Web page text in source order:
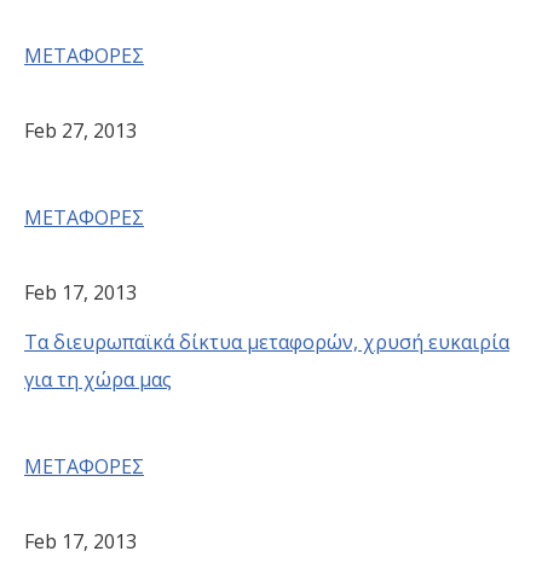
ΜΕΤΑΦΟΡΕΣ
Feb 27, 2013
ΜΕΤΑΦΟΡΕΣ
Feb 17, 2013
Τα διευρωπαϊκά δίκτυα μεταφορών, χρυσή ευκαιρία
για τη χώρα μας
ΜΕΤΑΦΟΡΕΣ
Feb 17, 2013